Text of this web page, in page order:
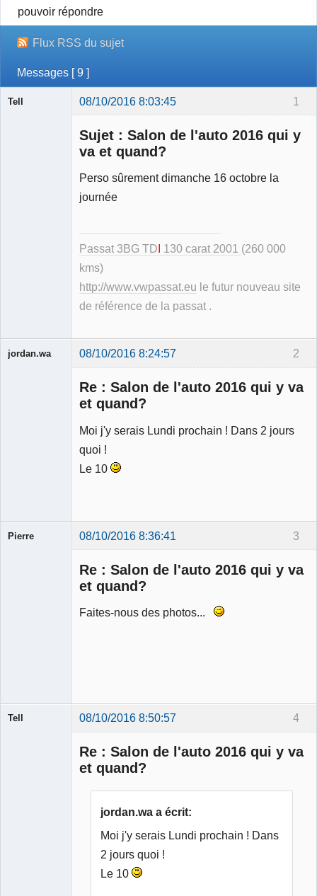
pouvoir répondre
Flux RSS du sujet
Messages [ 9 ]
1
Tell 08/10/2016 8:03:45
Sujet : Salon de l'auto 2016 qui y
va et quand?
Perso sûrement dimanche 16 octobre la
journée
Passat 3BG TD 130 carat 2001 (260 000
kms)
http://www.vwpassat.eu le futur nouveau site
de référence de la passat .
2
jordan.wa 08/10/2016 8:24:57
Re : Salon de l'auto 2016 qui y va
et quand?
Moi j'y serais Lundi prochain ! Dans 2 jours
quoi !
Le 10
3
Pierre 08/10/2016 8:36:41
Re : Salon de l'auto 2016 qui y va
et quand?
Faites-nous des photos...
4
Tell 08/10/2016 8:50:57
Re : Salon de l'auto 2016 qui y va
et quand?
jordan.wa a écrit:
Moi j'y serais Lundi prochain ! Dans
2 jours quoi !
Le 10